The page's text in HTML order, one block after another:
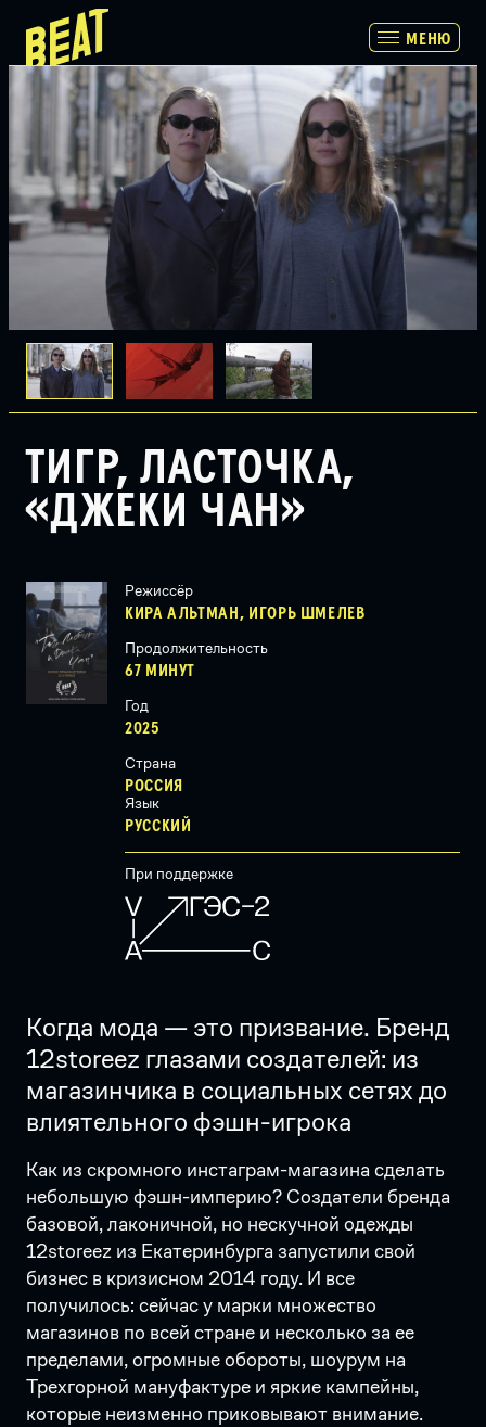
МЕНЮ
МЕНЮ
ПРОГРАММА
РАСПИСАНИЕ И БИЛЕТЫ
ПАРТНЕРАМ
О НАС
ТИГР, ЛАСТОЧКА,
«ДЖЕКИ ЧАН»
Режиссёр
КИРА АЛЬТМАН, ИГОРЬ ШМЕЛЕВ
Продолжительность
67 МИНУТ
Год
2025
Страна
РОССИЯ
Язык
РУССКИЙ
При поддержке
Когда мода — это призвание. Бренд
12storeez глазами создателей: из
магазинчика в социальных сетях до
влиятельного фэшн-игрока
Как из скромного инстаграм-магазина сделать
небольшую фэшн-империю? Создатели бренда
базовой, лаконичной, но нескучной одежды
12storeez из Екатеринбурга запустили свой
бизнес в кризисном 2014 году. И все
получилось: сейчас у марки множество
магазинов по всей стране и несколько за ее
пределами, огромные обороты, шоурум на
Трехгорной мануфактуре и яркие кампейны,
которые неизменно приковывают внимание.